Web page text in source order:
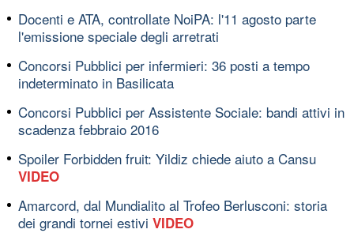
Docenti e ATA, controllate NoiPA: l'11 agosto parte
l'emissione speciale degli arretrati
Concorsi Pubblici per infermieri: 36 posti a tempo
indeterminato in Basilicata
Concorsi Pubblici per Assistente Sociale: bandi attivi in
scadenza febbraio 2016
Spoiler Forbidden fruit: Yildiz chiede aiuto a Cansu
VIDEO
Amarcord, dal Mundialito al Trofeo Berlusconi: storia
dei grandi tornei estivi VIDEO